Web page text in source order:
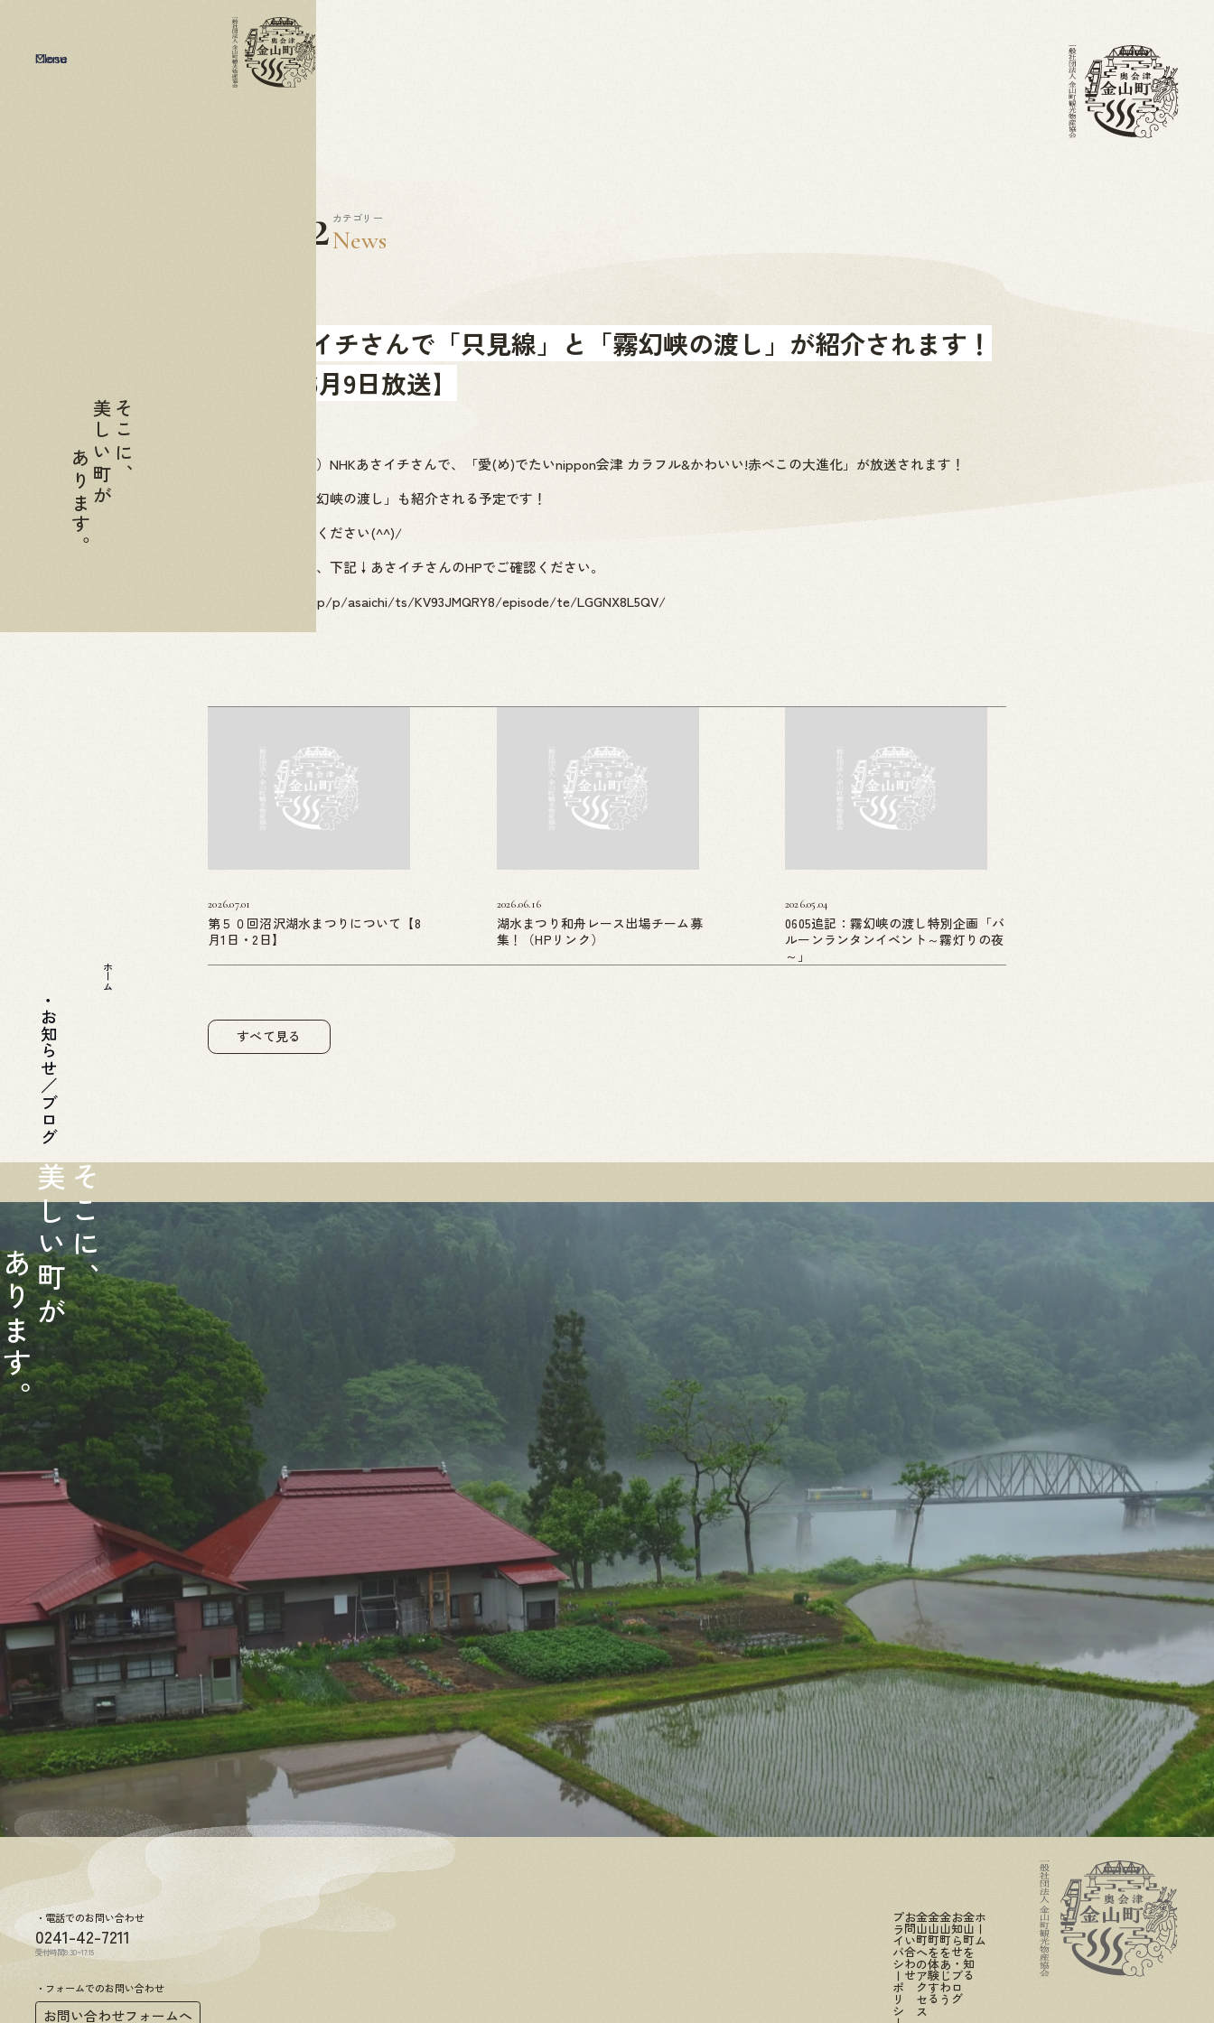
06.02 カテゴリー
News
NHKあさイチさんで「只見線」と「霧幻峡の渡し」が紹介されます！
【2022年6月9日放送】
来週６月９日（木）NHKあさイチさんで、「愛(め)でたいnippon会津 カラフル&かわいい!赤べこの大進化」が放送されます！
「只見線」や「霧幻峡の渡し」も紹介される予定です！
皆さん、ぜひご覧ください(^^)/
詳しい放送内容は、下記↓あさイチさんのHPでご確認ください。
https://www.nhk.jp/p/asaichi/ts/KV93JMQRY8/episode/te/LGGNX8L5QV/
2026.07.01
第５０回沼沢湖水まつりについて【8
月1日・2日】
2026.06.16
湖水まつり和舟レース出場チーム募
集！（HPリンク）
2026.05.04
0605追記：霧幻峡の渡し特別企画「バ
ルーンランタンイベント～霧灯りの夜
～」
すべて見る
ホーム
お知らせ／ブログ
そ
こ
に
、
美
し
い
町
が
ホーム
金山町を知る
お知らせ・ブログ
金山町をあじわう
金山町を体験する
金山町へのアクセス
お問い合わせ
プライバシーポリシー
電話でのお問い合わせ
0241-42-7211
受付時間8:30~17:15
フォームでのお問い合わせ
お問い合わせフォームへ
そこに、
美しい町が
あります。
Menu
Close